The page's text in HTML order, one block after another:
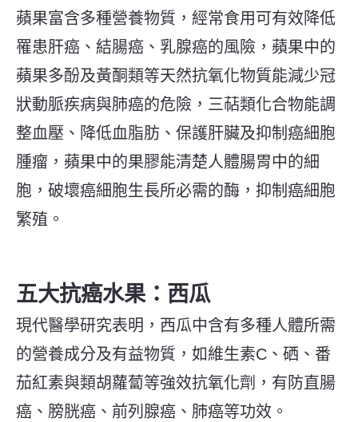
蘋果富含多種營養物質，經常食用可有效降低
罹患肝癌、結腸癌、乳腺癌的風險，蘋果中的
蘋果多酚及黃酮類等天然抗氧化物質能減少冠
狀動脈疾病與肺癌的危險，三萜類化合物能調
整血壓、降低血脂肪、保護肝臟及抑制癌細胞
腫瘤，蘋果中的果膠能清楚人體腸胃中的細
胞，破壞癌細胞生長所必需的酶，抑制癌細胞
繁殖。
五大抗癌水果：西瓜
現代醫學研究表明，西瓜中含有多種人體所需
的營養成分及有益物質，如維生素C、硒、番
茄紅素與類胡蘿蔔等強效抗氧化劑，有防直腸
癌、膀胱癌、前列腺癌、肺癌等功效。